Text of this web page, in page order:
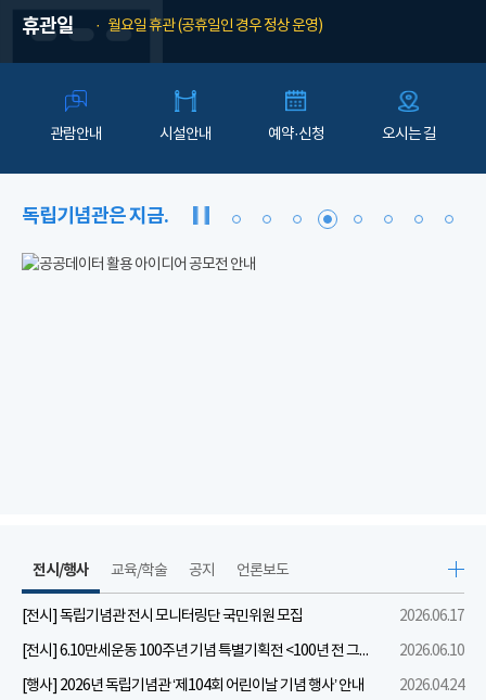
휴관일 월요일 휴관 (공휴일인 경우 정상 운영)
관람안내 시설안내 예약·신청 오시는 길
독립기념관은 지금.
전시/행사
[전시] 독립기념관 전시 모니터링단 국민위원 모집
2026.06.17
[전시] 6.10만세운동 100주년 기념 특별기획전 <100년 전 그날을 보다: 6.10만세운동>
2026.06.10
[행사] 2026년 독립기념관 ‘제104회 어린이날 기념 행사’ 안내
2026.04.24
교육/학술 공지 언론보도